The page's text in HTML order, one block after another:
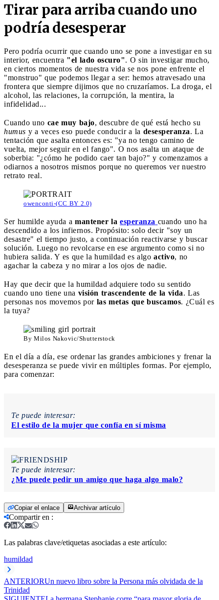
Tirar para arriba cuando uno
podría desesperar
Pero podría ocurrir que cuando uno se pone a investigar en su
interior, encuentra "el lado oscuro". O sin investigar mucho,
en ciertos momentos de nuestra vida se nos pone enfrente el
"monstruo" que podemos llegar a ser: hemos atravesado una
frontera que siempre dijimos que no cruzaríamos. La droga, el
alcohol, las relaciones, la corrupción, la mentira, la
infidelidad...
Cuando uno cae muy bajo, descubre de qué está hecho su
humus y a veces eso puede conducir a la desesperanza. La
tentación que asalta entonces es: "ya no tengo camino de
vuelta, mejor seguir en el fango". O nos asalta un ataque de
soberbia: "¿cómo he podido caer tan bajo?" y comenzamos a
odiarnos a nosotros mismos porque no queremos ver nuestro
retrato real.
owenconti-(CC BY 2.0)
Ser humilde ayuda a mantener la esperanza cuando uno ha
descendido a los infiernos. Propósito: solo decir "soy un
desastre" el tiempo justo, a continuación reactivarse y buscar
solución. Luego no revolcarse en ese argumento como si no
hubiera salida. Y es que la humildad es algo activo, no
agachar la cabeza y no mirar a los ojos de nadie.
Hay que decir que la humildad adquiere todo su sentido
cuando uno tiene una visión trascendente de la vida. Las
personas nos movemos por las metas que buscamos. ¿Cuál es
la tuya?
By Milos Nakovic/Shutterstock
En el día a día, ese ordenar las grandes ambiciones y frenar la
desesperanza se puede vivir en múltiples formas. Por ejemplo,
para comenzar:
Te puede interesar:
El estilo de la mujer que confía en sí misma
Te puede interesar:
¿Me puede pedir un amigo que haga algo malo?
Copiar el enlace Archivar artículo
Compartir en :
Las palabras clave/etiquetas asociadas a este artículo:
humildad
ANTERIORUn nuevo libro sobre la Persona más olvidada de la
Trinidad